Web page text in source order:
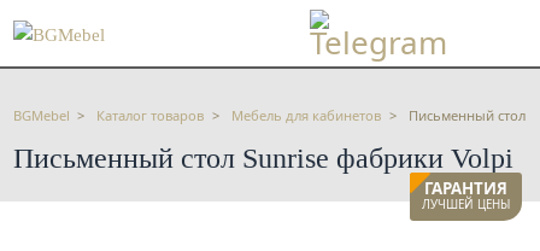
BGMebel Каталог товаров Мебель для кабинетов Письменный стол
Письменный стол Sunrise фабрики Volpi
ГАРАНТИЯ
ЛУЧШЕЙ ЦЕНЫ